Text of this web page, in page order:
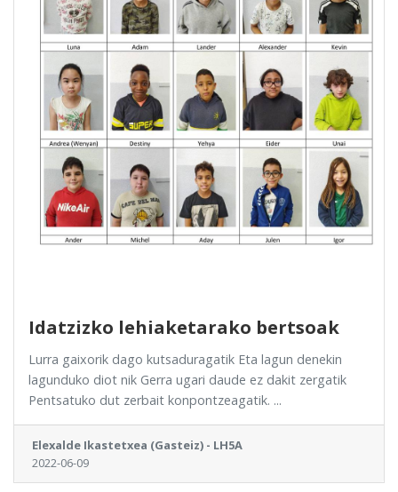
Idatzizko lehiaketarako bertsoak
Lurra gaixorik dago kutsaduragatik Eta lagun denekin
lagunduko diot nik Gerra ugari daude ez dakit zergatik
Pentsatuko dut zerbait konpontzeagatik. ...
Elexalde Ikastetxea (Gasteiz) - LH5A
2022-06-09